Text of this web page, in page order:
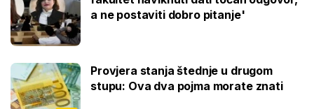
a ne postaviti dobro pitanje'
Provjera stanja štednje u drugom
stupu: Ova dva pojma morate znati